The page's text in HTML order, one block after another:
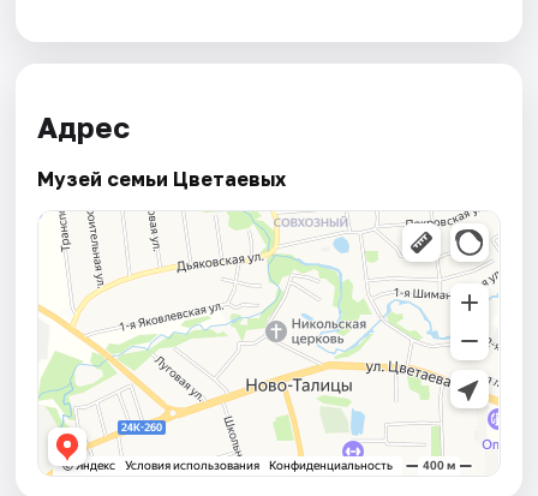
Адрес
Музей семьи Цветаевых